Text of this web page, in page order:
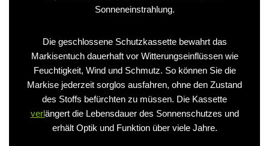
Sonneneinstrahlung.
Die geschlossene Schutzkassette bewahrt das
Markisentuch dauerhaft vor Witterungseinflüssen wie
Feuchtigkeit, Wind und Schmutz. So können Sie die
Markise jederzeit sorglos ausfahren, ohne den Zustand
des Stoffs befürchten zu müssen. Die Kassette
verlängert die Lebensdauer des Sonnenschutzes und
erhält Optik und Funktion über viele Jahre.